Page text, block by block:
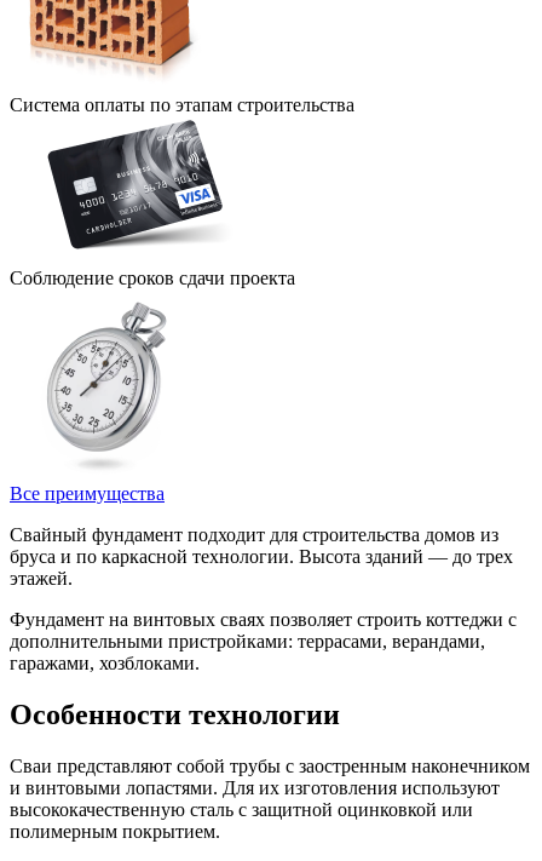
Система оплаты по этапам строительства
Соблюдение сроков сдачи проекта
Все преимущества
Свайный фундамент подходит для строительства домов из
бруса и по каркасной технологии. Высота зданий — до трех
этажей.
Фундамент на винтовых сваях позволяет строить коттеджи с
дополнительными пристройками: террасами, верандами,
гаражами, хозблоками.
Особенности технологии
Сваи представляют собой трубы с заостренным наконечником
и винтовыми лопастями. Для их изготовления используют
высококачественную сталь с защитной оцинковкой или
полимерным покрытием.